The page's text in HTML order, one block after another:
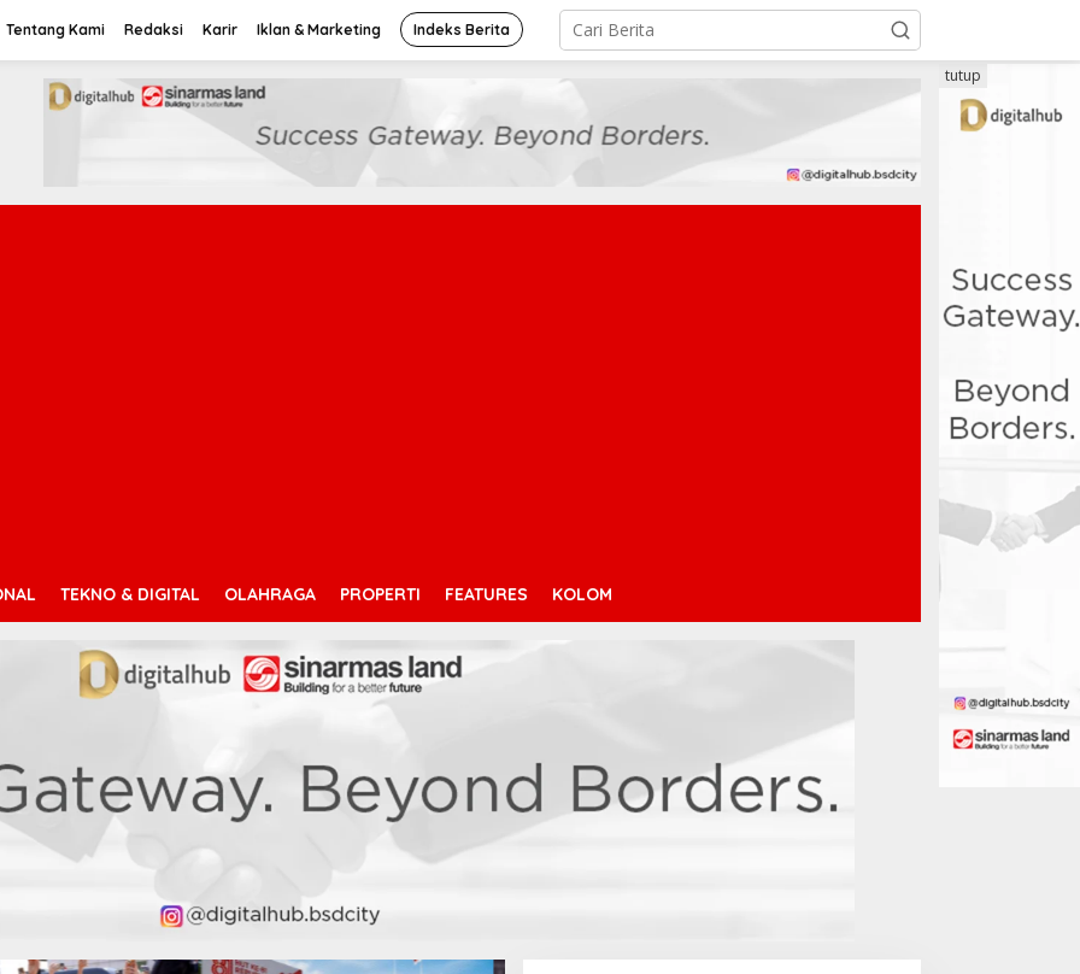
Tentang Kami Redaksi Karir Iklan & Marketing Indeks Berita
TEKNO & DIGITAL OLAHRAGA PROPERTI FEATURES KOLOM
tutup